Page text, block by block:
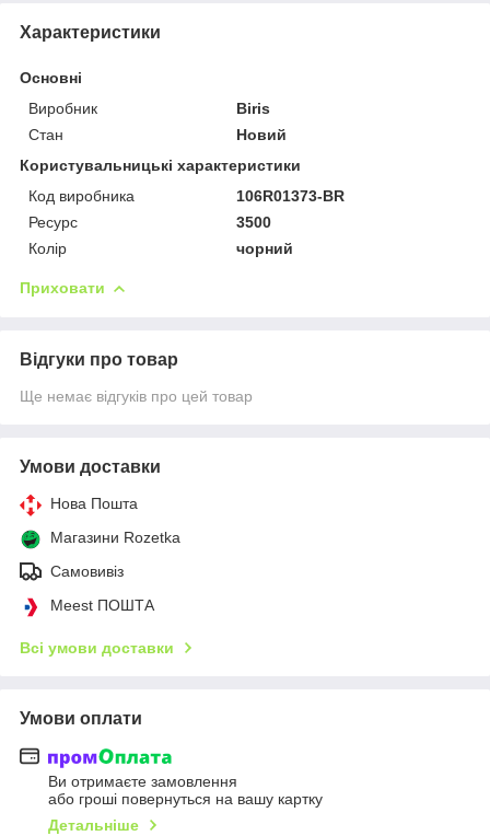
Характеристики
Основні
Виробник
Biris
Стан
Новий
Користувальницькі характеристики
Код виробника
106R01373-BR
Ресурс
3500
Колір
чорний
Приховати
Відгуки про товар
Ще немає відгуків про цей товар
Умови доставки
Нова Пошта
Магазини Rozetka
Самовивіз
Meest ПОШТА
Всі умови доставки
Умови оплати
Ви отримаєте замовлення
або гроші повернуться на вашу картку
Детальніше